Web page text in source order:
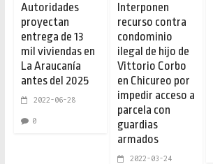
Autoridades
proyectan
entrega de 13
mil viviendas en
La Araucanía
antes del 2025
2022-06-28
0
Interponen
recurso contra
condominio
ilegal de hijo de
Vittorio Corbo
en Chicureo por
impedir acceso a
parcela con
guardias
armados
2022-03-24